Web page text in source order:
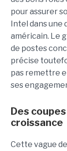
pour assurer
Intel dans une
américain. Le
de postes
précise
pas remettre
ses
Des
croissance
Cette vague